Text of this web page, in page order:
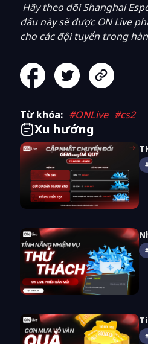
Hãy theo dõiShanghai
đấu này sẽ được ON Live
cho các đội tuyển trong
Từ khóa: #ONLive #cs2
Xu hướng
#
#
#